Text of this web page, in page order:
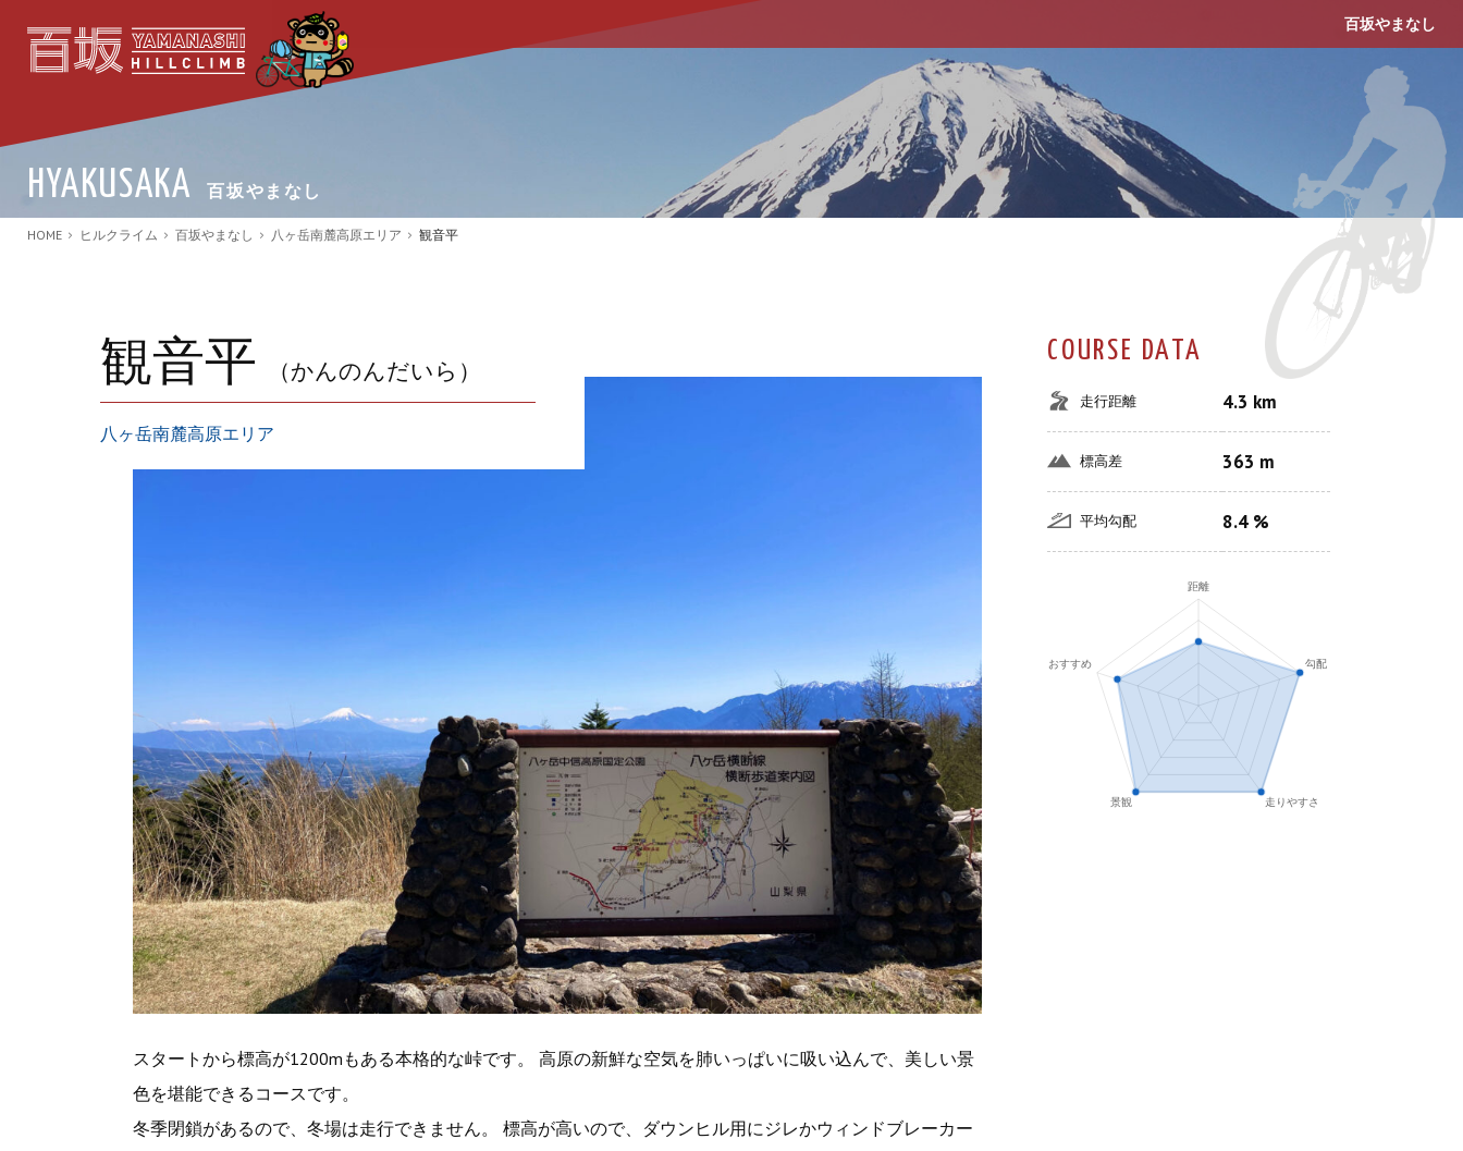
百坂やまなし
HYAKUSAKA 百坂やまなし
HOME ヒルクライム 百坂やまなし 八ヶ岳南麓高原エリア 観音平
観音平 （かんのんだいら）
八ヶ岳南麓高原エリア
スタートから標高が1200mもある本格的な峠です。 高原の新鮮な空気を肺いっぱいに吸い込んで、美しい景
色を堪能できるコースです。
冬季閉鎖があるので、冬場は走行できません。 標高が高いので、ダウンヒル用にジレかウィンドブレーカー
COURSE DATA
走行距離 4.3 km
標高差 363 m
平均勾配 8.4 %